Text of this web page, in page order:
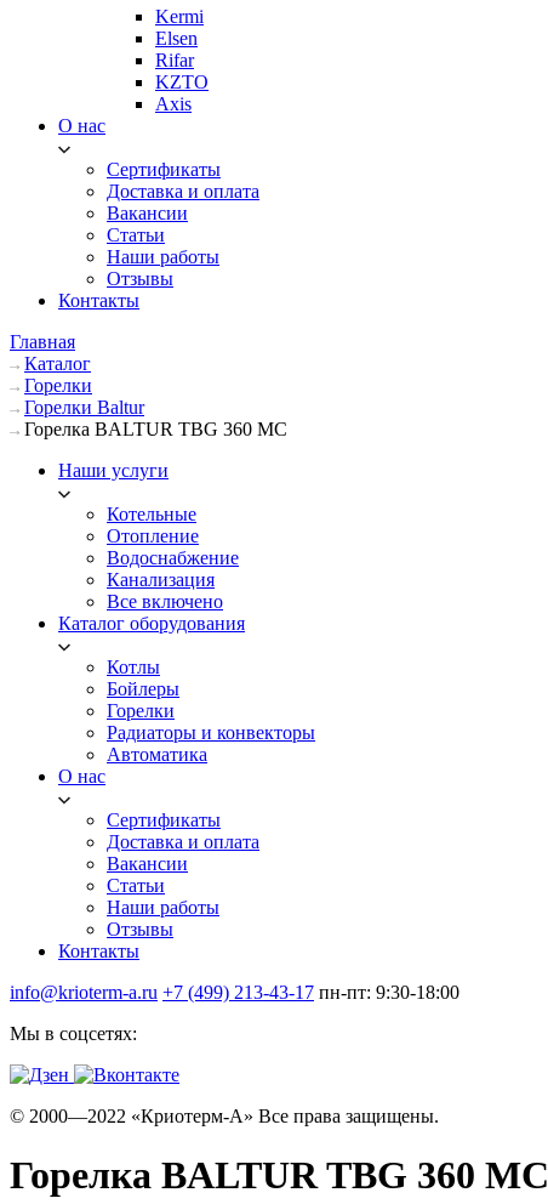
Kermi
Elsen
Rifar
KZTO
Axis
О нас
Сертификаты
Доставка и оплата
Вакансии
Статьи
Наши работы
Отзывы
Контакты
Главная
Каталог
Горелки
Горелки Baltur
Горелка BALTUR TBG 360 MC
Наши услуги
Котельные
Отопление
Водоснабжение
Канализация
Все включено
Каталог оборудования
Котлы
Бойлеры
Горелки
Радиаторы и конвекторы
Автоматика
О нас
Сертификаты
Доставка и оплата
Вакансии
Статьи
Наши работы
Отзывы
Контакты
info@krioterm-a.ru +7 (499) 213-43-17 пн-пт: 9:30-18:00
Мы в соцсетях:
© 2000—2022 «Криотерм-А» Все права защищены.
Горелка BALTUR TBG 360 MC